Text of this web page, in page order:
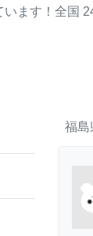
ます！全国
福島